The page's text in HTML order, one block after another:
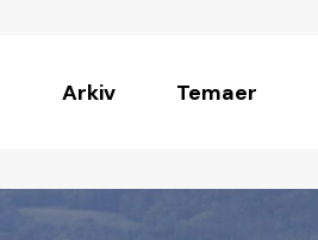
Arkiv Temaer